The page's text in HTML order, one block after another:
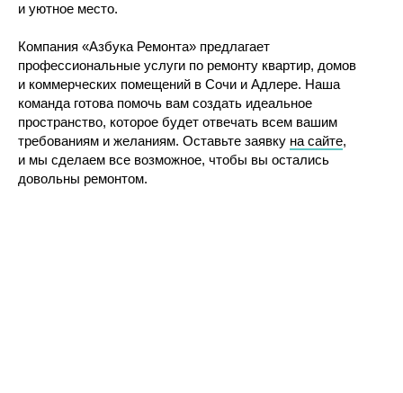
и уютное место.
Компания «Азбука Ремонта» предлагает
профессиональные услуги по ремонту квартир, домов
и коммерческих помещений в Сочи и Адлере. Наша
команда готова помочь вам создать идеальное
пространство, которое будет отвечать всем вашим
требованиям и желаниям. Оставьте заявку на сайте,
и мы сделаем все возможное, чтобы вы остались
довольны ремонтом.